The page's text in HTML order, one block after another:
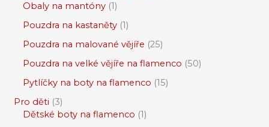
Obaly na mantóny 1
Pouzdra na kastaněty 1
Pouzdra na malované vějíře 25
Pouzdra na velké vějíře na flamenco 50
Pytlíčky na boty na flamenco 15
Pro děti 3
Dětské boty na flamenco 1